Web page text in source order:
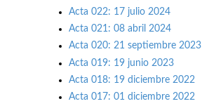
Acta 022: 17 julio 2024
Acta 021: 08 abril 2024
Acta 020: 21 septiembre 2023
Acta 019: 19 junio 2023
Acta 018: 19 diciembre 2022
Acta 017: 01 diciembre 2022